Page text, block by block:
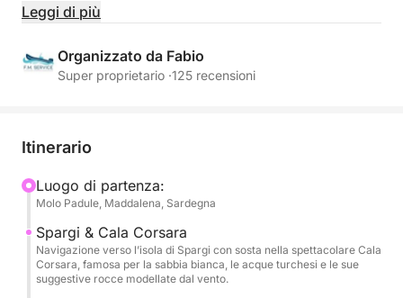
Mediterraneo in totale libertà e comfort.
Partendo da La Maddalena, navigherete tra acque
cristalline, spiagge bianchissime e panorami
paradisi naturali raggiungibili solo via mare. Durante
nelle celebri piscine naturali dell’arcipelago e vivere
il mare più autentico della Sardegna.
Il gommone può ospitare fino a 12 persone ed è
perfetto per famiglie, coppie e gruppi di amici che
Leggi di più
Organizzato da Fabio
Super proprietario ·125 recensioni
Itinerario
Luogo di partenza:
Molo Padule, Maddalena, Sardegna
Spargi & Cala Corsara
Navigazione verso l’isola di Spargi con sosta nella spettacolare Cala
Corsara, famosa per la sabbia bianca, le acque turchesi e le sue
suggestive rocce modellate dal vento.